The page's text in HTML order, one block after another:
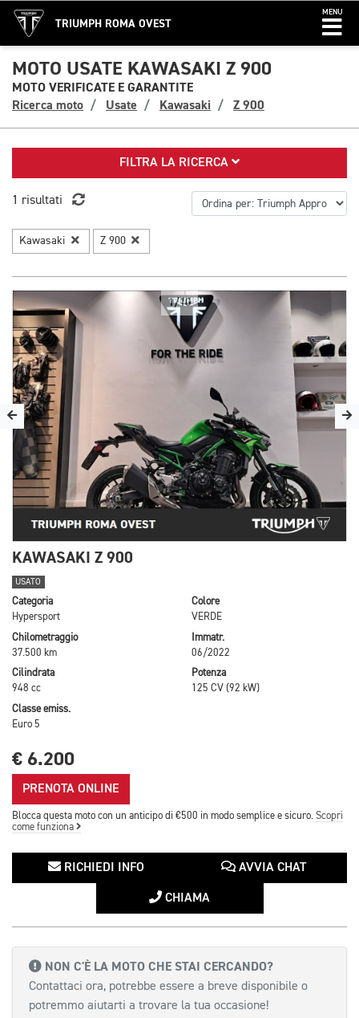
TRIUMPH ROMA OVEST
MENU
MOTO USATE KAWASAKI Z 900
MOTO VERIFICATE E GARANTITE
Ricerca moto
Usate Kawasaki Z 900
FILTRA LA RICERCA
1 risultati
Kawasaki Z 900
1/10
KAWASAKI Z 900
USATO
Categoria
Hypersport
Colore
VERDE
Chilometraggio
37.500 km
Immatr.
06/2022
Cilindrata
948 cc
Potenza
125 CV (92 kW)
Classe emiss.
Euro 5
€ 6.200
PRENOTA ONLINE
Blocca questa moto con un anticipo di €500 in modo semplice e sicuro. Scopri
come funziona
RICHIEDI INFO AVVIA CHAT
CHIAMA
NON C'È LA MOTO CHE STAI CERCANDO?
Contattaci ora, potrebbe essere a breve disponibile o
potremmo aiutarti a trovare la tua occasione!